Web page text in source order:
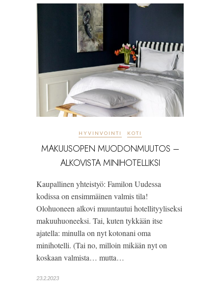
HYVINVOINTI KOTI
MAKUUSOPEN MUODONMUUTOS –
ALKOVISTA MINIHOTELLIKSI
Kaupallinen yhteistyö: Familon Uudessa
kodissa on ensimmäinen valmis tila!
Olohuoneen alkovi muuntautui hotellityyliseksi
makuuhuoneeksi. Tai, kuten tykkään itse
ajatella: minulla on nyt kotonani oma
minihotelli. (Tai no, milloin mikään nyt on
koskaan valmista… mutta…
23.2.2023